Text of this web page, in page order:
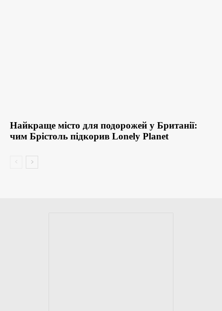
Найкраще місто для подорожей у Британії:
чим Брістоль підкорив Lonely Planet